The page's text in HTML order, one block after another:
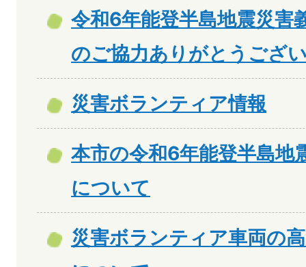
令和6年能登半島地震災害
のご協力ありがとうござ
災害ボランティア情報
本市の令和6年能登半島地
について
災害ボランティア車両の